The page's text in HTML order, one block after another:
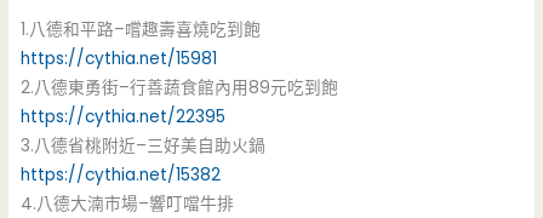
1.八德和平路–嚐趣壽喜燒吃到飽
https://cythia.net/15981
2.八德東勇街–行善蔬食館內用89元吃到飽
https://cythia.net/22395
3.八德省桃附近–三好美自助火鍋
https://cythia.net/15382
4.八德大湳市場–響叮噹牛排